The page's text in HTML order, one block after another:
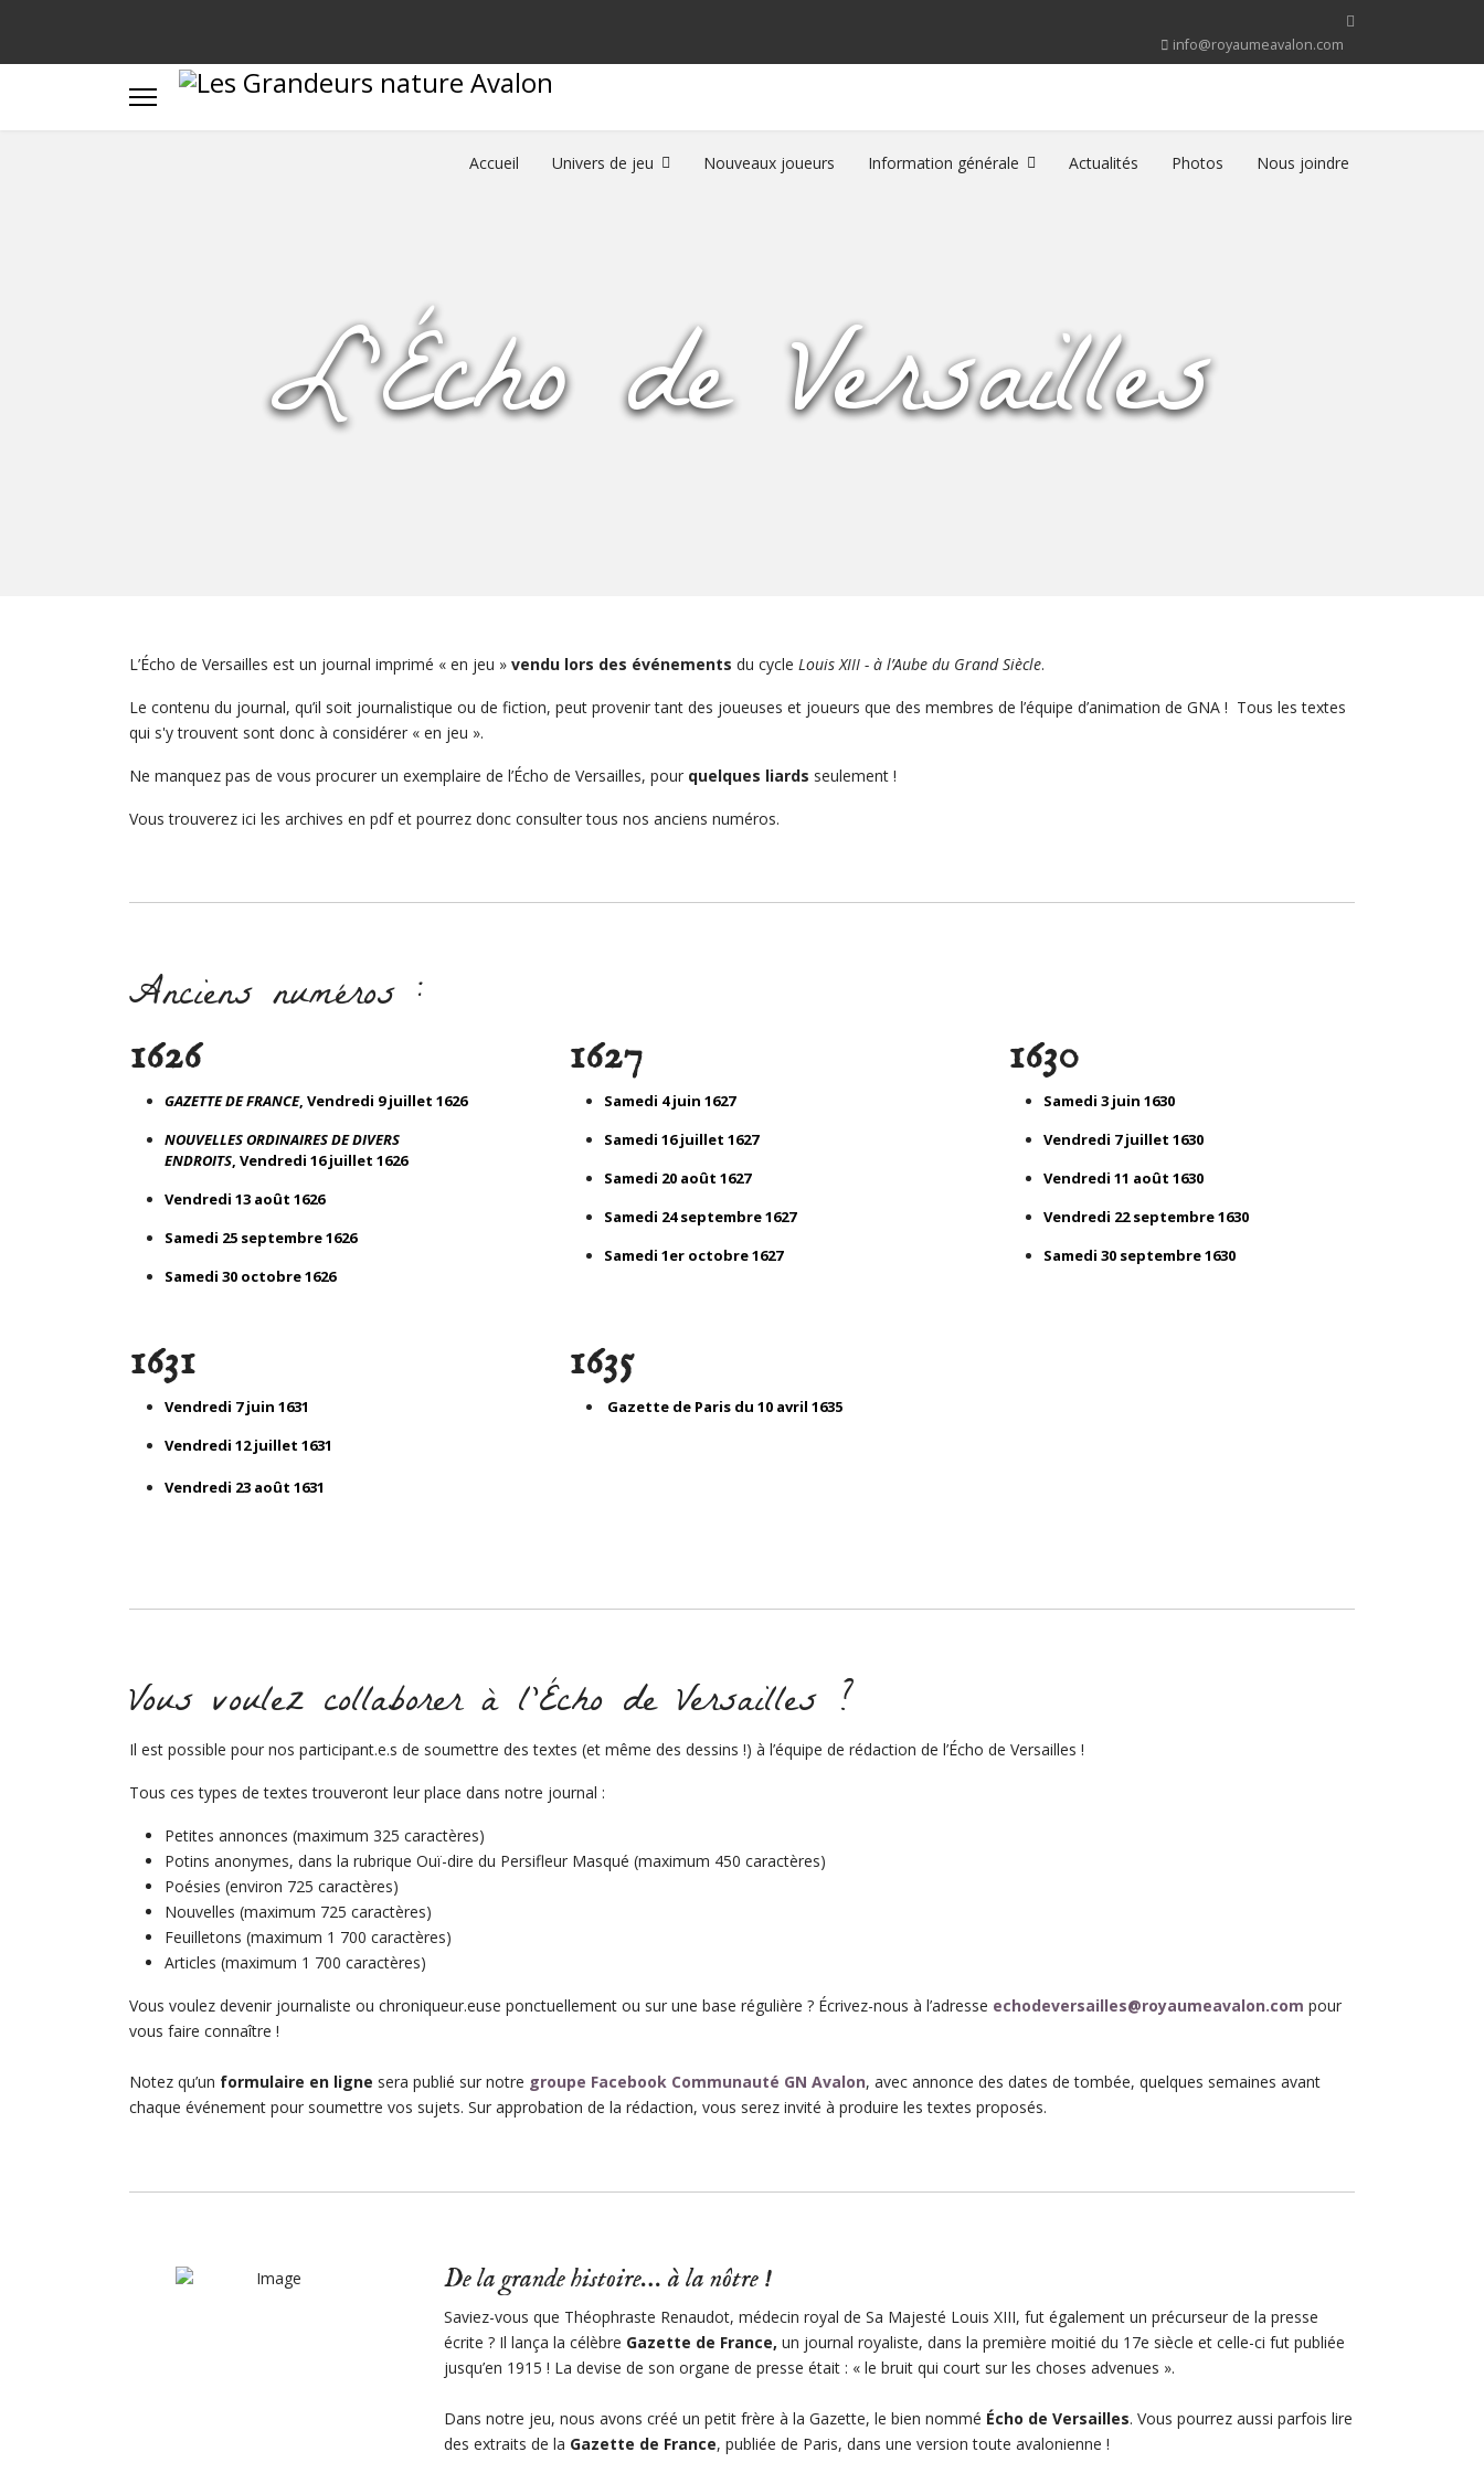
info@royaumeavalon.com
Accueil Univers de jeu Nouveaux joueurs Information générale Actualités Photos Nous joindre
L’Écho de Versailles
L’Écho de Versailles est un journal imprimé « en jeu » vendu lors des événements du cycle Louis XIII - à l’Aube du Grand Siècle.
Le contenu du journal, qu’il soit journalistique ou de fiction, peut provenir tant des joueuses et joueurs que des membres de l’équipe d’animation de GNA ! Tous les textes
qui s'y trouvent sont donc à considérer « en jeu ».
Ne manquez pas de vous procurer un exemplaire de l’Écho de Versailles, pour quelques liards seulement !
Vous trouverez ici les archives en pdf et pourrez donc consulter tous nos anciens numéros.
Anciens numéros :
1626
GAZETTE DE FRANCE, Vendredi 9 juillet 1626
NOUVELLES ORDINAIRES DE DIVERS
ENDROITS, Vendredi 16 juillet 1626
Vendredi 13 août 1626
Samedi 25 septembre 1626
Samedi 30 octobre 1626
1627
Samedi 4 juin 1627
Samedi 16 juillet 1627
Samedi 20 août 1627
Samedi 24 septembre 1627
Samedi 1er octobre 1627
1630
Samedi 3 juin 1630
Vendredi 7 juillet 1630
Vendredi 11 août 1630
Vendredi 22 septembre 1630
Samedi 30 septembre 1630
1631
Vendredi 7 juin 1631
Vendredi 12 juillet 1631
Vendredi 23 août 1631
1635
Gazette de Paris du 10 avril 1635
Vous voulez collaborer à l’Écho de Versailles ?
Il est possible pour nos participant.e.s de soumettre des textes (et même des dessins !) à l’équipe de rédaction de l’Écho de Versailles !
Tous ces types de textes trouveront leur place dans notre journal :
Petites annonces (maximum 325 caractères)
Potins anonymes, dans la rubrique Ouï-dire du Persifleur Masqué (maximum 450 caractères)
Poésies (environ 725 caractères)
Nouvelles (maximum 725 caractères)
Feuilletons (maximum 1 700 caractères)
Articles (maximum 1 700 caractères)
Vous voulez devenir journaliste ou chroniqueur.euse ponctuellement ou sur une base régulière ? Écrivez-nous à l’adresse echodeversailles@royaumeavalon.com pour
vous faire connaître !
Notez qu’un formulaire en ligne sera publié sur notre groupe Facebook Communauté GN Avalon, avec annonce des dates de tombée, quelques semaines avant
chaque événement pour soumettre vos sujets. Sur approbation de la rédaction, vous serez invité à produire les textes proposés.
De la grande histoire… à la nôtre !
Saviez-vous que Théophraste Renaudot, médecin royal de Sa Majesté Louis XIII, fut également un précurseur de la presse
écrite ? Il lança la célèbre Gazette de France, un journal royaliste, dans la première moitié du 17e siècle et celle-ci fut publiée
jusqu’en 1915 ! La devise de son organe de presse était : « le bruit qui court sur les choses advenues ».
Dans notre jeu, nous avons créé un petit frère à la Gazette, le bien nommé Écho de Versailles. Vous pourrez aussi parfois lire
des extraits de la Gazette de France, publiée de Paris, dans une version toute avalonienne !